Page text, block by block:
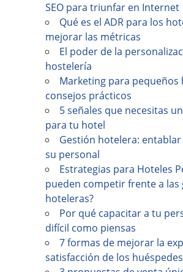
SEO para triunfar en Internet
Qué es el ADR para los
mejorar las métricas
El poder de la
hostelería
Marketing para pequeños
consejos prácticos
5 señales que necesitas
para tu hotel
Gestión hotelera:
su personal
Estrategias para Hoteles
pueden competir frente a las
hoteleras?
Por qué capacitar a tu
difícil como piensas
7 formas de mejorar la
satisfacción de los